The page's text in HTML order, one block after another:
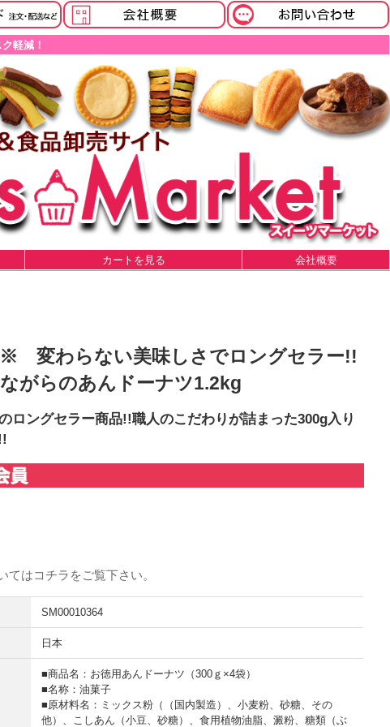
軽減！
カートを見る 会社概要
変わらない美味しさでロングセラー!!
ながらのあんドーナツ1.2kg
ロングセラー商品!!職人のこだわりが詰まった300g入り
てはコチラ をご覧下さい。
SM00010364
日本
■商品名：お徳用あんドーナツ（300ｇ×4袋）
■名称：油菓子
■原材料名：ミックス粉（（国内製造）、小麦粉、砂糖、その
他）、こしあん（小豆、砂糖）、食用植物油脂、澱粉、糖類（ぶ